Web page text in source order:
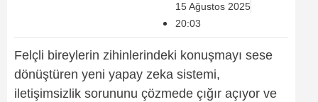
15 Ağustos 2025
20:03
Felçli bireylerin zihinlerindeki konuşmayı sese
dönüştüren yeni yapay zeka sistemi,
iletişimsizlik sorununu çözmede çığır açıyor ve